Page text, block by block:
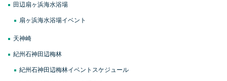
田辺扇ヶ浜海水浴場
扇ヶ浜海水浴場イベント
天神崎
紀州石神田辺梅林
紀州石神田辺梅林イベントスケジュール